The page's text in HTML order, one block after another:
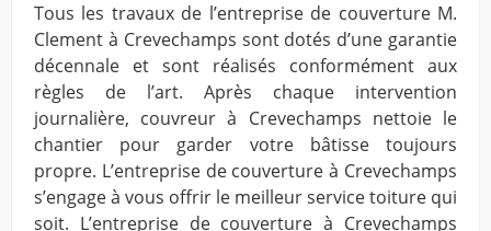
Tous les travaux de l’entreprise de couverture M.
Clement à Crevechamps sont dotés d’une garantie
décennale et sont réalisés conformément aux
règles de l’art. Après chaque intervention
journalière, couvreur à Crevechamps nettoie le
chantier pour garder votre bâtisse toujours
propre. L’entreprise de couverture à Crevechamps
s’engage à vous offrir le meilleur service toiture qui
soit. L’entreprise de couverture à Crevechamps